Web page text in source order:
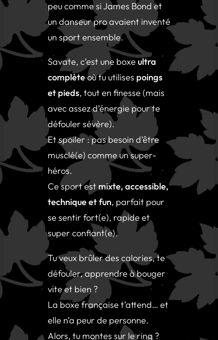
peu comme si James Bond et
un danseur pro avaient inventé
un sport ensemble.
Savate, c’est une boxeultra
complèteoù tu utilises poings
et pieds, tout en finesse (mais
avec assez d’énergie pour te
défouler sévère).
Et spoiler : pas besoin d’être
musclé(e) comme un super-
héros.
Ce sport est mixte, accessible,
technique et fun, parfait pour
se sentir fort(e), rapide et
super confiant(e).
Tu veux brûler des calories, te
défouler, apprendre à bouger
vite et bien ?
La boxe française t’attend… et
elle n’a peur de personne.
Alors, tu montes sur le ring ?